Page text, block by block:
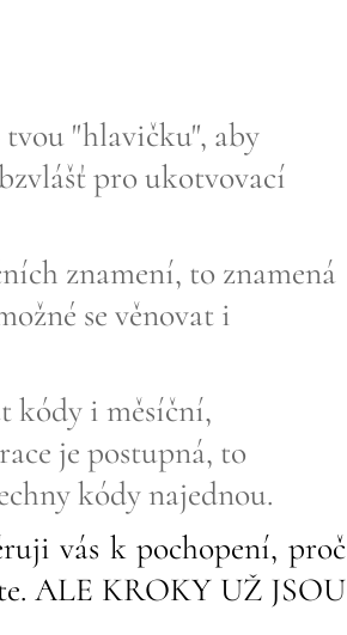
"hlavičku", aby
pro ukotvovací
znamení, to znamená
se věnovat i
kódy i měsíční,
je postupná, to
kódy najednou.
vás k pochopení, proč
ALE KROKY UŽ JSOU